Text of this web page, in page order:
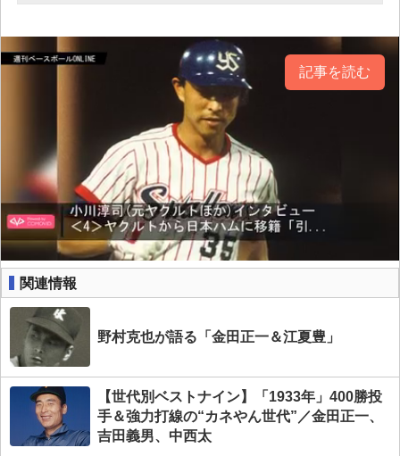
記事を読む
関連情報
野村克也が語る「金田正一＆江夏豊」
【世代別ベストナイン】「1933年」400勝投
手＆強力打線の“カネやん世代”／金田正一、
吉田義男、中西太